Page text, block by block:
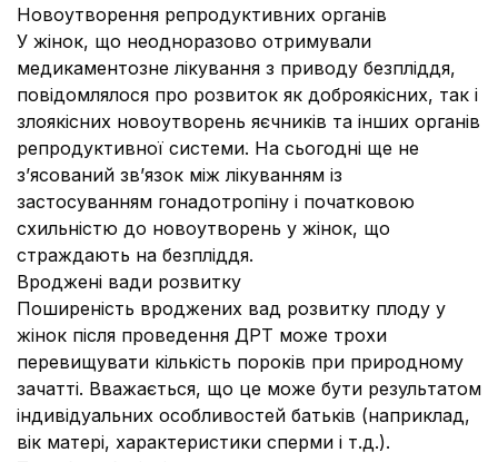
Новоутворення репродуктивних органів
У жінок, що неодноразово отримували
медикаментозне лікування з приводу безпліддя,
повідомлялося про розвиток як доброякісних, так і
злоякісних новоутворень яєчників та інших органів
репродуктивної системи. На сьогодні ще не
з’ясований зв’язок між лікуванням із
застосуванням гонадотропіну і початковою
схильністю до новоутворень у жінок, що
страждають на безпліддя.
Вроджені вади розвитку
Поширеність вроджених вад розвитку плоду у
жінок після проведення ДРТ може трохи
перевищувати кількість пороків при природному
зачатті. Вважається, що це може бути результатом
індивідуальних особливостей батьків (наприклад,
вік матері, характеристики сперми і т.д.).